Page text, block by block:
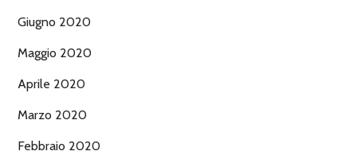
Giugno 2020
Maggio 2020
Aprile 2020
Marzo 2020
Febbraio 2020